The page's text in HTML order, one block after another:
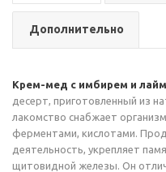
Дополнительно
Крем-мед с имбирем и
десерт, приготовленный из
лакомство снабжает
ферментами, кислотами.
деятельность, укрепляет
щитовидной железы. Он